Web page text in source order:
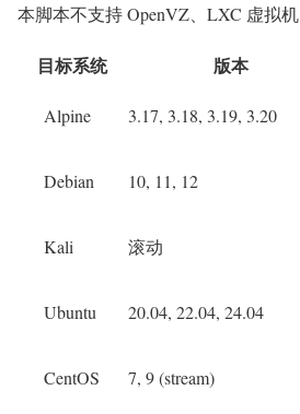
本脚本不支持 OpenVZ、LXC 虚拟机
目标系统 版本
Alpine 3.17, 3.18, 3.19, 3.20
Debian 10, 11, 12
Kali 滚动
Ubuntu 20.04, 22.04, 24.04
CentOS 7, 9 (stream)